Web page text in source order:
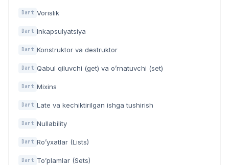
Dart Vorislik
Dart Inkapsulyatsiya
Dart Konstruktor va destruktor
Dart Qabul qiluvchi (get) va o’rnatuvchi (set)
Dart Mixins
Dart Late va kechiktirilgan ishga tushirish
Dart Nullability
Dart Ro’yxatlar (Lists)
Dart To’plamlar (Sets)